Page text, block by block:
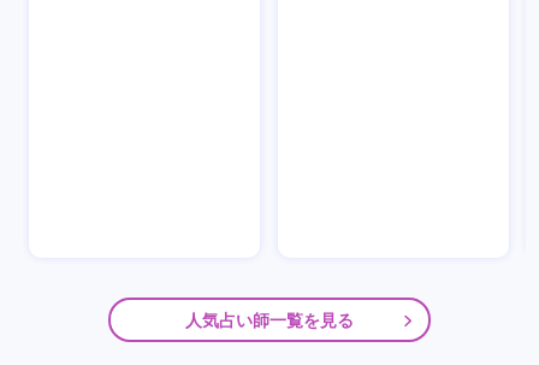
人気占い師一覧を見る